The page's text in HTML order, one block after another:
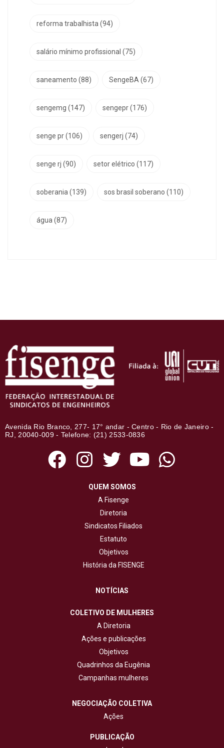
reforma trabalhista (94)
salário mínimo profissional (75)
saneamento (88) SengeBA (67)
sengemg (147) sengepr(176)
senge pr(106) sengerj (74)
senge rj (90) setor elétrico (117)
soberania (139) sos brasil soberano (110)
água (87)
Avenida Rio Branco, 277- 17° andar - Centro - Rio de Janeiro -
RJ, 20040-009 - Telefone: (21) 2533-0836
QUEM SOMOS
A Fisenge
Diretoria
Sindicatos Filiados
Estatuto
Objetivos
História da FISENGE
NOTÍCIAS
COLETIVO DE MULHERES
A Diretoria
Ações e publicações
Objetivos
Quadrinhos da Eugênia
Campanhas mulheres
NEGOCIAÇÃO COLETIVA
Ações
PUBLICAÇÃO